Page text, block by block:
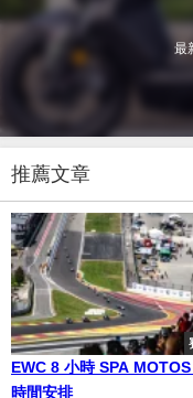
最
推薦文章
EWC 8 小時 SPA
時間安排